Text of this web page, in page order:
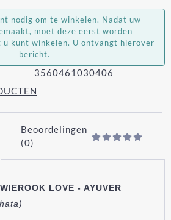
nodig om te winkelen. Nadat uw
moet deze eerst worden
u kunt winkelen. U ontvangt hierover
bericht.
3560461030406
Beoordelingen
(0)
LOVE - AYUVER